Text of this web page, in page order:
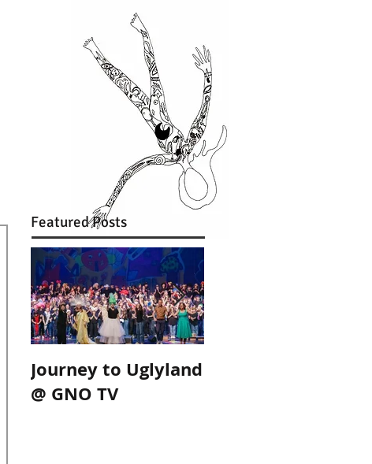
Featured Posts
Journey to Uglyland
@ GNO TV